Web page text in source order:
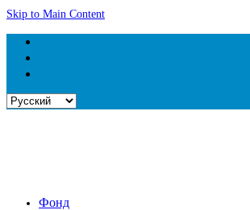
Skip to Main Content
Выбрать
Фонд